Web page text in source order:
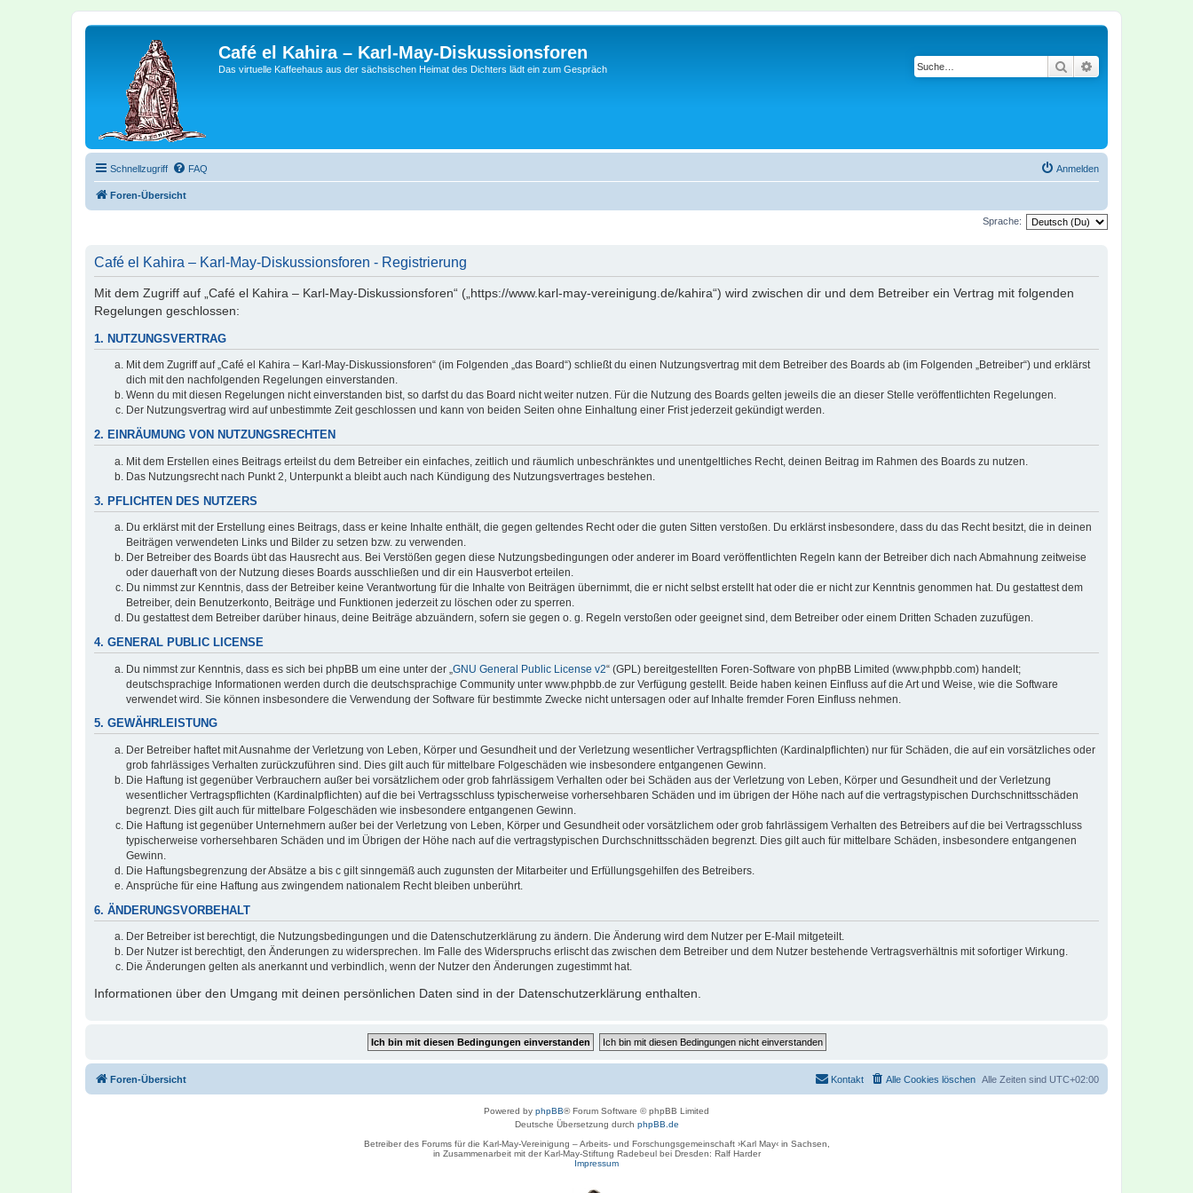
Café el Kahira – Karl-May-Diskussionsforen
Das virtuelle Kaffeehaus aus der sächsischen Heimat des Dichters lädt ein zum Gespräch Suche
Schnellzugriff FAQ Anmelden
Foren-Übersicht
Sprache:
Café el Kahira – Karl-May-Diskussionsforen - Registrierung
Mit dem Zugriff auf „Café el Kahira – Karl-May-Diskussionsforen“ („https://www.karl-may-vereinigung.de/kahira“) wird zwischen dir und dem Betreiber ein Vertrag mit folgenden
Regelungen geschlossen:
1. NUTZUNGSVERTRAG
Mit dem Zugriff auf „Café el Kahira – Karl-May-Diskussionsforen“ (im Folgenden „das Board“) schließt du einen Nutzungsvertrag mit dem Betreiber des Boards ab (im Folgenden „Betreiber“) und erklärst
dich mit den nachfolgenden Regelungen einverstanden.
Wenn du mit diesen Regelungen nicht einverstanden bist, so darfst du das Board nicht weiter nutzen. Für die Nutzung des Boards gelten jeweils die an dieser Stelle veröffentlichten Regelungen.
Der Nutzungsvertrag wird auf unbestimmte Zeit geschlossen und kann von beiden Seiten ohne Einhaltung einer Frist jederzeit gekündigt werden.
2. EINRÄUMUNG VON NUTZUNGSRECHTEN
Mit dem Erstellen eines Beitrags erteilst du dem Betreiber ein einfaches, zeitlich und räumlich unbeschränktes und unentgeltliches Recht, deinen Beitrag im Rahmen des Boards zu nutzen.
Das Nutzungsrecht nach Punkt 2, Unterpunkt a bleibt auch nach Kündigung des Nutzungsvertrages bestehen.
3. PFLICHTEN DES NUTZERS
Du erklärst mit der Erstellung eines Beitrags, dass er keine Inhalte enthält, die gegen geltendes Recht oder die guten Sitten verstoßen. Du erklärst insbesondere, dass du das Recht besitzt, die in deinen
Beiträgen verwendeten Links und Bilder zu setzen bzw. zu verwenden.
Der Betreiber des Boards übt das Hausrecht aus. Bei Verstößen gegen diese Nutzungsbedingungen oder anderer im Board veröffentlichten Regeln kann der Betreiber dich nach Abmahnung zeitweise
oder dauerhaft von der Nutzung dieses Boards ausschließen und dir ein Hausverbot erteilen.
Du nimmst zur Kenntnis, dass der Betreiber keine Verantwortung für die Inhalte von Beiträgen übernimmt, die er nicht selbst erstellt hat oder die er nicht zur Kenntnis genommen hat. Du gestattest dem
Betreiber, dein Benutzerkonto, Beiträge und Funktionen jederzeit zu löschen oder zu sperren.
Du gestattest dem Betreiber darüber hinaus, deine Beiträge abzuändern, sofern sie gegen o. g. Regeln verstoßen oder geeignet sind, dem Betreiber oder einem Dritten Schaden zuzufügen.
4. GENERAL PUBLIC LICENSE
Du nimmst zur Kenntnis, dass es sich bei phpBB um eine unter der „ GNU General Public License v2“ (GPL) bereitgestellten Foren-Software von phpBB Limited (www.phpbb.com) handelt;
deutschsprachige Informationen werden durch die deutschsprachige Community unter www.phpbb.de zur Verfügung gestellt. Beide haben keinen Einfluss auf die Art und Weise, wie die Software
verwendet wird. Sie können insbesondere die Verwendung der Software für bestimmte Zwecke nicht untersagen oder auf Inhalte fremder Foren Einfluss nehmen.
5. GEWÄHRLEISTUNG
Der Betreiber haftet mit Ausnahme der Verletzung von Leben, Körper und Gesundheit und der Verletzung wesentlicher Vertragspflichten (Kardinalpflichten) nur für Schäden, die auf ein vorsätzliches oder
grob fahrlässiges Verhalten zurückzuführen sind. Dies gilt auch für mittelbare Folgeschäden wie insbesondere entgangenen Gewinn.
Die Haftung ist gegenüber Verbrauchern außer bei vorsätzlichem oder grob fahrlässigem Verhalten oder bei Schäden aus der Verletzung von Leben, Körper und Gesundheit und der Verletzung
wesentlicher Vertragspflichten (Kardinalpflichten) auf die bei Vertragsschluss typischerweise vorhersehbaren Schäden und im übrigen der Höhe nach auf die vertragstypischen Durchschnittsschäden
begrenzt. Dies gilt auch für mittelbare Folgeschäden wie insbesondere entgangenen Gewinn.
Die Haftung ist gegenüber Unternehmern außer bei der Verletzung von Leben, Körper und Gesundheit oder vorsätzlichem oder grob fahrlässigem Verhalten des Betreibers auf die bei Vertragsschluss
typischerweise vorhersehbaren Schäden und im Übrigen der Höhe nach auf die vertragstypischen Durchschnittsschäden begrenzt. Dies gilt auch für mittelbare Schäden, insbesondere entgangenen
Gewinn.
Die Haftungsbegrenzung der Absätze a bis c gilt sinngemäß auch zugunsten der Mitarbeiter und Erfüllungsgehilfen des Betreibers.
Ansprüche für eine Haftung aus zwingendem nationalem Recht bleiben unberührt.
6. ÄNDERUNGSVORBEHALT
Der Betreiber ist berechtigt, die Nutzungsbedingungen und die Datenschutzerklärung zu ändern. Die Änderung wird dem Nutzer per E-Mail mitgeteilt.
Der Nutzer ist berechtigt, den Änderungen zu widersprechen. Im Falle des Widerspruchs erlischt das zwischen dem Betreiber und dem Nutzer bestehende Vertragsverhältnis mit sofortiger Wirkung.
Die Änderungen gelten als anerkannt und verbindlich, wenn der Nutzer den Änderungen zugestimmt hat.
Informationen über den Umgang mit deinen persönlichen Daten sind in der Datenschutzerklärung enthalten.
Foren-Übersicht Alle Zeiten sind UTC+02:00
Alle Cookies löschen
Kontakt
Powered by phpBB® Forum Software © phpBB Limited
Deutsche Übersetzung durch phpBB.de
Betreiber des Forums für die Karl-May-Vereinigung – Arbeits- und Forschungsgemeinschaft ›Karl May‹ in Sachsen,
in Zusammenarbeit mit der Karl-May-Stiftung Radebeul bei Dresden: Ralf Harder
Impressum